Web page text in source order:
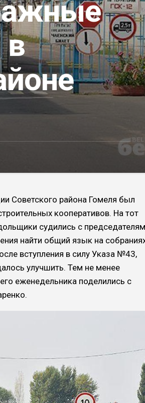
в
Советского района Гомеля был
кооперативов. На тот
судились с
найти об­щий язык на
вступления в силу Ука­за №43,
улучшить. Тем не менее
еженедель­ника поделились c